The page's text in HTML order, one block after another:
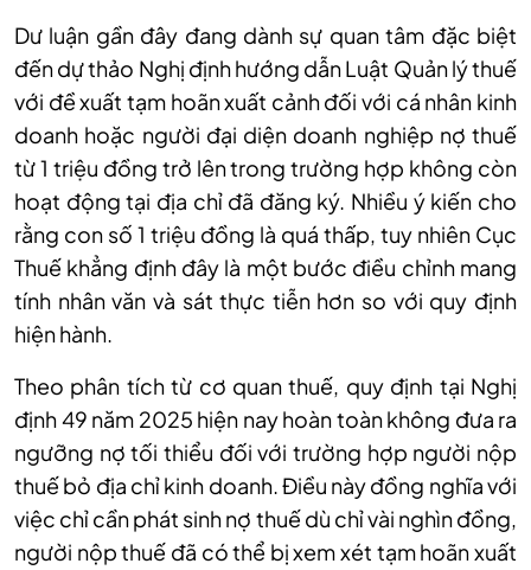
Dư luận gần đây đang dành sự quan tâm đặc biệt
đến dự thảo Nghị định hướng dẫn Luật Quản lý thuế
với đề xuất tạm hoãn xuất cảnh đối với cá nhân kinh
doanh hoặc người đại diện doanh nghiệp nợ thuế
từ 1 triệu đồng trở lên trong trường hợp không còn
hoạt động tại địa chỉ đã đăng ký. Nhiều ý kiến cho
rằng con số 1 triệu đồng là quá thấp, tuy nhiên Cục
Thuế khẳng định đây là một bước điều chỉnh mang
tính nhân văn và sát thực tiễn hơn so với quy định
hiện hành.
Theo phân tích từ cơ quan thuế, quy định tại Nghị
định 49 năm 2025 hiện nay hoàn toàn không đưa ra
ngưỡng nợ tối thiểu đối với trường hợp người nộp
thuế bỏ địa chỉ kinh doanh. Điều này đồng nghĩa với
việc chỉ cần phát sinh nợ thuế dù chỉ vài nghìn đồng,
người nộp thuế đã có thể bị xem xét tạm hoãn xuất